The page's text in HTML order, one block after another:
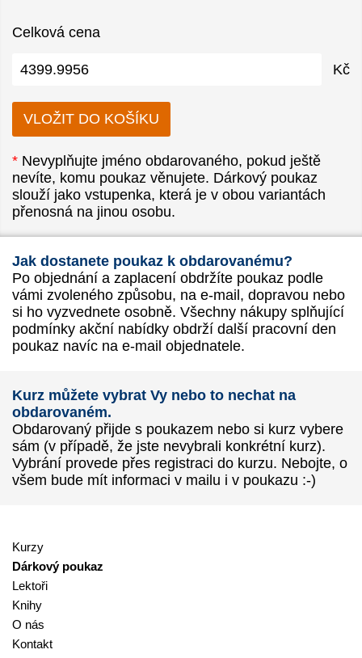
Celková cena
Kč
* Nevyplňujte jméno obdarovaného, pokud ještě
nevíte, komu poukaz věnujete. Dárkový poukaz
slouží jako vstupenka, která je v obou variantách
přenosná na jinou osobu.
Jak dostanete poukaz k obdarovanému?
Po objednání a zaplacení obdržíte poukaz podle
vámi zvoleného způsobu, na e-mail, dopravou nebo
si ho vyzvednete osobně. Všechny nákupy splňující
podmínky akční nabídky obdrží další pracovní den
poukaz navíc na e-mail objednatele.
Kurz můžete vybrat Vy nebo to nechat na
obdarovaném.
Obdarovaný přijde s poukazem nebo si kurz vybere
sám (v případě, že jste nevybrali konkrétní kurz).
Vybrání provede přes registraci do kurzu. Nebojte, o
všem bude mít informaci v mailu i v poukazu :-)
Kurzy
Dárkový poukaz
Lektoři
Knihy
O nás
Kontakt